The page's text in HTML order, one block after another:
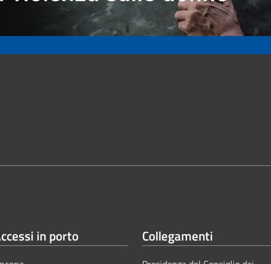
in porto Collegamenti